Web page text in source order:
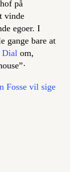
på
vinde
egoer. I
gange bare at
Dial om,
Fosse vil sige